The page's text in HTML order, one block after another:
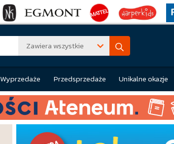
Zawiera wszystkie
Wyprzedaże Przedsprzedaże Unikalne okazje